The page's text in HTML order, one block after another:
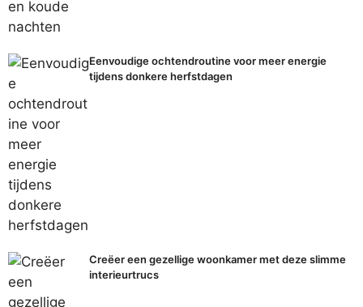
Eenvoudige ochtendroutine voor meer energie
tijdens donkere herfstdagen
Creëer een gezellige woonkamer met deze slimme
interieurtrucs